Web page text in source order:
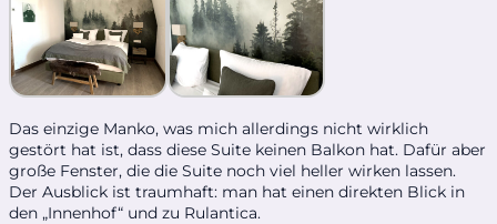
Das einzige Manko, was mich allerdings nicht wirklich
gestört hat ist, dass diese Suite keinen Balkon hat. Dafür aber
große Fenster, die die Suite noch viel heller wirken lassen.
Der Ausblick ist traumhaft: man hat einen direkten Blick in
den „Innenhof“ und zu Rulantica.